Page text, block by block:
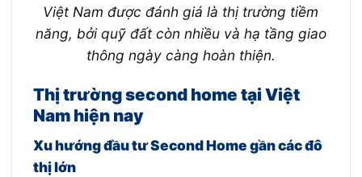
Việt Nam được đánh giá là thị trường tiềm
năng, bởi quỹ đất còn nhiều và hạ tầng giao
thông ngày càng hoàn thiện.
Thị trường second home tại Việt
Nam hiện nay
Xu hướng đầu tư Second Home gần các đô
thị lớn